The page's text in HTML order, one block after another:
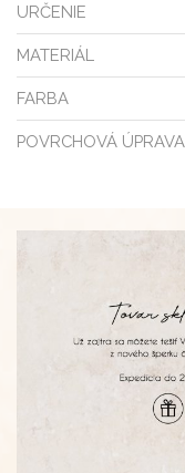
URČENIE
MATERIÁL
FARBA
POVRCHOVÁ ÚPRAVA